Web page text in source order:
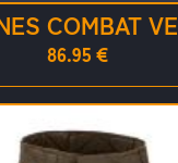
COMBAT
86.95 €